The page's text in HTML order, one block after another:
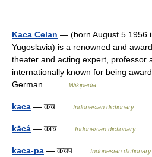
Kaca Celan — (born August 5 1956
Yugoslavia) is a renowned and
theater and acting expert, professor
internationally known for being
German… …
Wikipedia
kaca — कच … Indonesian dictionary
kācá — काच … Indonesian dictionary
kaca-pa — कचप … Indonesian dictionary